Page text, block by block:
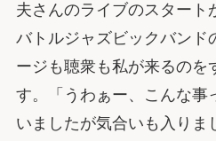
夫さんのライブのスタート
バトルジャズビックバンド
ージも聴衆も私が来るのを
す。「うわぁー、こんな事
いましたが気合いも入りま